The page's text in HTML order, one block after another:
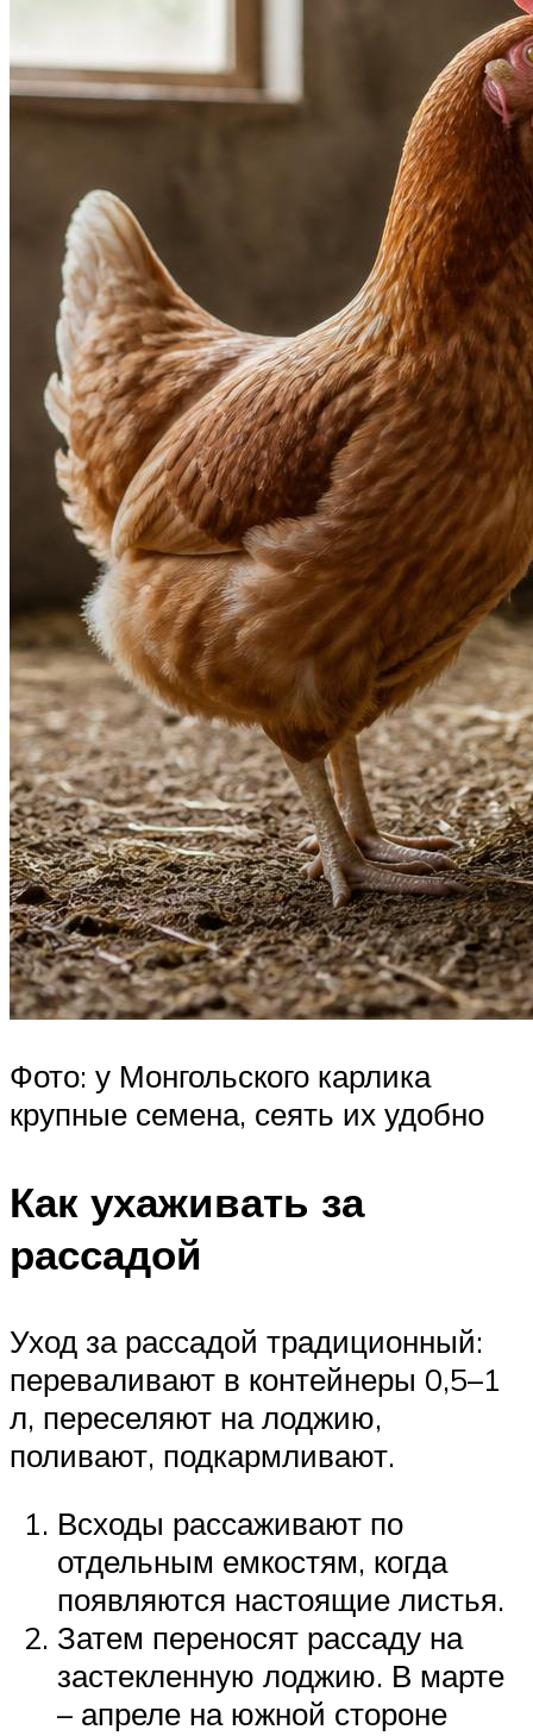
Фото: у Монгольского карлика
крупные семена, сеять их удобно
Как ухаживать за
рассадой
Уход за рассадой традиционный:
переваливают в контейнеры 0,5–1
л, переселяют на лоджию,
поливают, подкармливают.
Всходы рассаживают по
отдельным емкостям, когда
появляются настоящие листья.
Затем переносят рассаду на
застекленную лоджию. В марте
– апреле на южной стороне